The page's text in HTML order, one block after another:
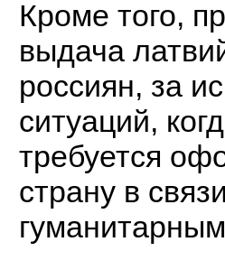
Кроме того,
выдача
россиян, за
ситуаций,
требуется
страну в